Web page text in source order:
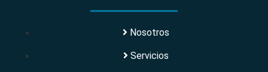
Nosotros
Servicios